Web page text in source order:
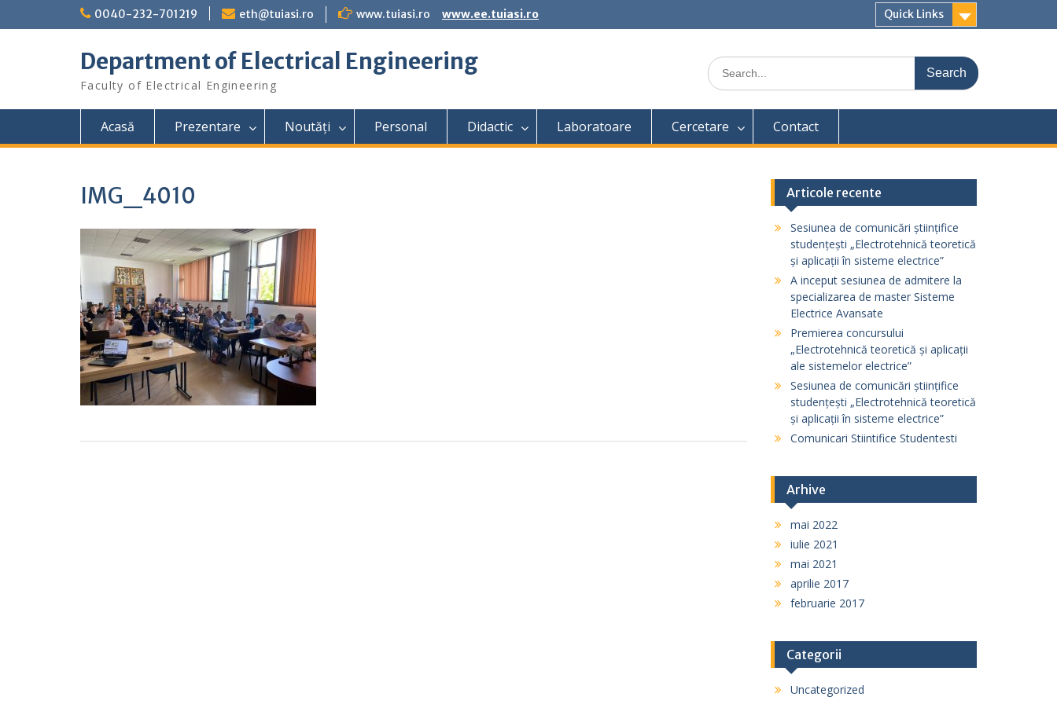
0040-232-701219 eth@tuiasi.ro www.tuiasi.ro www.ee.tuiasi.ro Quick Links
Department of Electrical Engineering
Faculty of Electrical Engineering
Search
for:
Acasă Prezentare Noutăți Personal Didactic Laboratoare Cercetare Contact
IMG_4010 Articole recente
Sesiunea de comunicări științifice
studențești „Electrotehnică teoretică
și aplicații în sisteme electrice”
A inceput sesiunea de admitere la
specializarea de master Sisteme
Electrice Avansate
Premierea concursului
„Electrotehnică teoretică și aplicații
ale sistemelor electrice”
Sesiunea de comunicări științifice
studențești „Electrotehnică teoretică
și aplicații în sisteme electrice”
Comunicari Stiintifice Studentesti
Arhive
mai 2022
iulie 2021
mai 2021
aprilie 2017
februarie 2017
Categorii
Uncategorized